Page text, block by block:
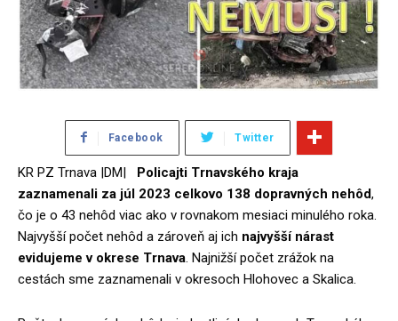
Facebook Twitter
KR PZ Trnava |DM| Policajti Trnavského kraja
zaznamenali za júl 2023 celkovo 138 dopravných nehôd,
čo je o 43 nehôd viac ako v rovnakom mesiaci minulého roka.
Najvyšší počet nehôd a zároveň aj ich najvyšší nárast
evidujeme v okrese Trnava. Najnižší počet zrážok na
cestách sme zaznamenali v okresoch Hlohovec a Skalica.